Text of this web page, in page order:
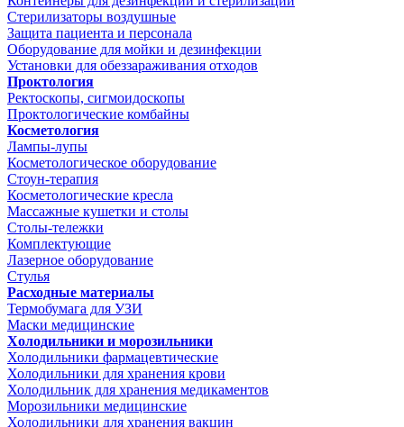
Стерилизаторы воздушные
Защита пациента и персонала
Оборудование для мойки и дезинфекции
Установки для обеззараживания отходов
Проктология
Ректоскопы, сигмоидоскопы
Проктологические комбайны
Косметология
Лампы-лупы
Косметологическое оборудование
Стоун-терапия
Косметологические кресла
Массажные кушетки и столы
Столы-тележки
Комплектующие
Лазерное оборудование
Стулья
Расходные материалы
Термобумага для УЗИ
Маски медицинские
Холодильники и морозильники
Холодильники фармацевтические
Холодильники для хранения крови
Холодильник для хранения медикаментов
Морозильники медицинские
Холодильники для хранения вакцин